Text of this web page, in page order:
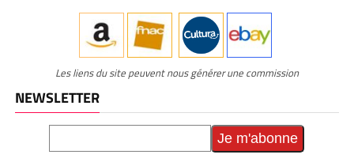
Les liens du site peuvent nous générer une commission
NEWSLETTER